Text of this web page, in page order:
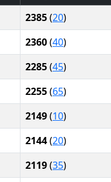
2385(20)
2360(40)
2285(45)
2255(65)
2149(10)
2144(20)
2119(35)